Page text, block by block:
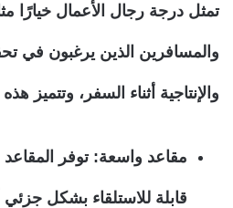
تمثل درجة رجال الأعمال خيارًا
والمسافرين الذين يرغبون في
والإنتاجية أثناء السفر، وتتميز
مقاعد واسعة: توفر
قابلة للاستلقاء بشكل جزئي